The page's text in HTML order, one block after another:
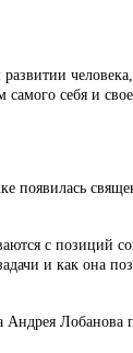
себя и
появилась
с позиций
и как она